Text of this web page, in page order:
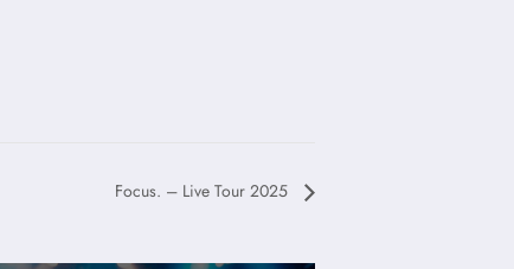
Focus. – Live Tour 2025